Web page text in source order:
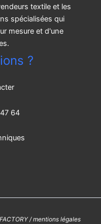
textile et les
spécialisées qui
mesure et d'une
?
64
/ mentions légales